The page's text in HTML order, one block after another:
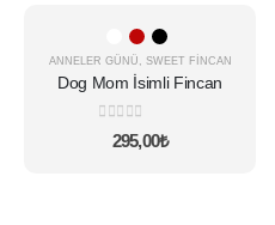
birden
varyasyonu
ANNELER GÜNÜ SWEET FINCAN
Dog Mom İsimli Fincan
5 üzerinden
295,00₺